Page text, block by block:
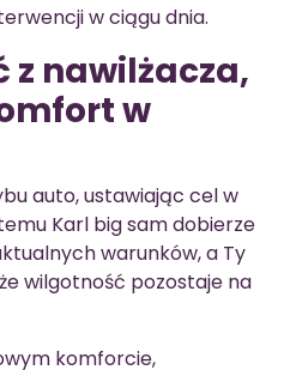
w ciągu dnia.
z nawilżacza,
w
auto, ustawiając cel w
Karl big sam dobierze
warunków, a Ty
wilgotność pozostaje na
komforcie,